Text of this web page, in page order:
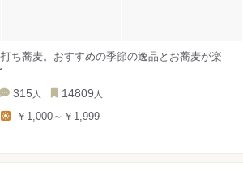
打ち蕎麦。おすすめの季節の逸品とお蕎麦が楽
315 人 14809 人
￥1,000～￥1,999